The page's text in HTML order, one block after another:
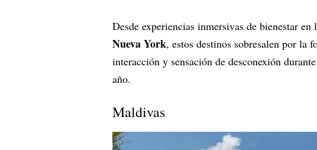
Desde experiencias inmersivas de bienestar en
Nueva York, estos destinos sobresalen por la
interacción y sensación de desconexión
año.
Maldivas